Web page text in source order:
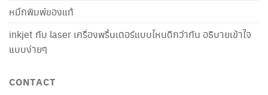
หมึกพิมพ์ของแท้
inkjet กับ laser เครื่องพริ้นเตอร์แบบไหนดีกว่ากัน อธิบายเข้าใจ
แบบง่ายๆ
CONTACT